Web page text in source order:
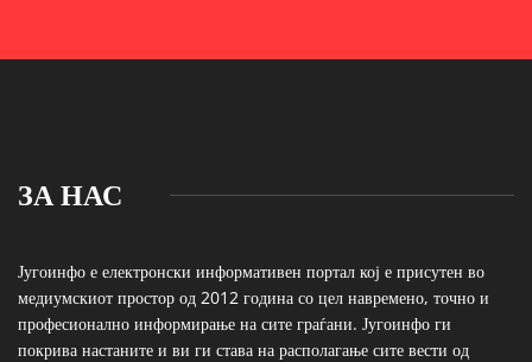
ЗА НАС
Југоинфо е електронски информативен портал кој е присутен во
медиумскиот простор од 2012 година со цел навремено, точно и
професионално информирање на сите граѓани. Југоинфо ги
покрива настаните и ви ги става на располагање сите вести од